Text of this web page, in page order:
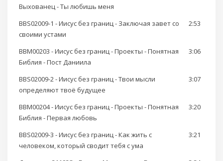
Выхованец - Ты любишь меня
BBS02009-1 - Иисус без границ - Заключая завет со
своими устами
2:53
BBM00203 - Иисус без границ - Проекты - Понятная
Библия - Пост Даниила
3:06
BBS02009-2 - Иисус без границ - Твои мысли
определяют твоё будущее
3:07
BBM00204 - Иисус без границ - Проекты - Понятная
Библия - Первая любовь
3:20
BBS02009-3 - Иисус без границ - Как жить с
человеком, который сводит тебя с ума
3:21